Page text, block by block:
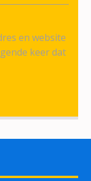
en website
keer dat